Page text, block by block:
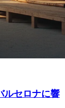
ルセロナに響